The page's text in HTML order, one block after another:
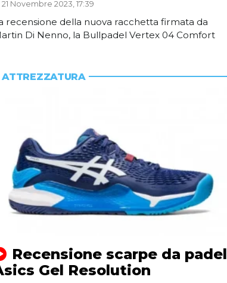
21 Novembre 2023, 17:39
recensione della nuova racchetta firmata da
Di Nenno, la Bullpadel Vertex 04 Comfort
ATTREZZATURA
Recensione scarpe da padel
Gel Resolution